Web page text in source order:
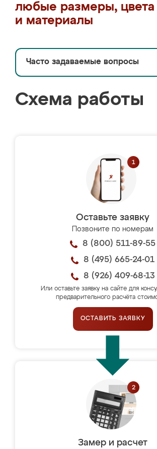
любые размеры, цвета
и материалы
Часто задаваемые вопросы
Схема работы
Оставьте заявку
Позвоните по номерам
8 (800) 511-89-55
8 (495) 665-24-01
8 (926) 409-68-13
Или оставьте заявку на сайте для
предварительного расчёта
ОСТАВИТЬ ЗАЯВКУ
Замер и расчет